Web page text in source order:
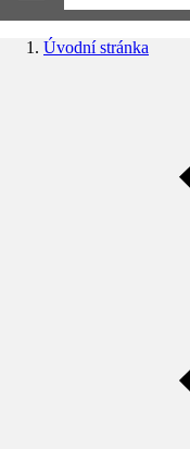
Úvodní stránka